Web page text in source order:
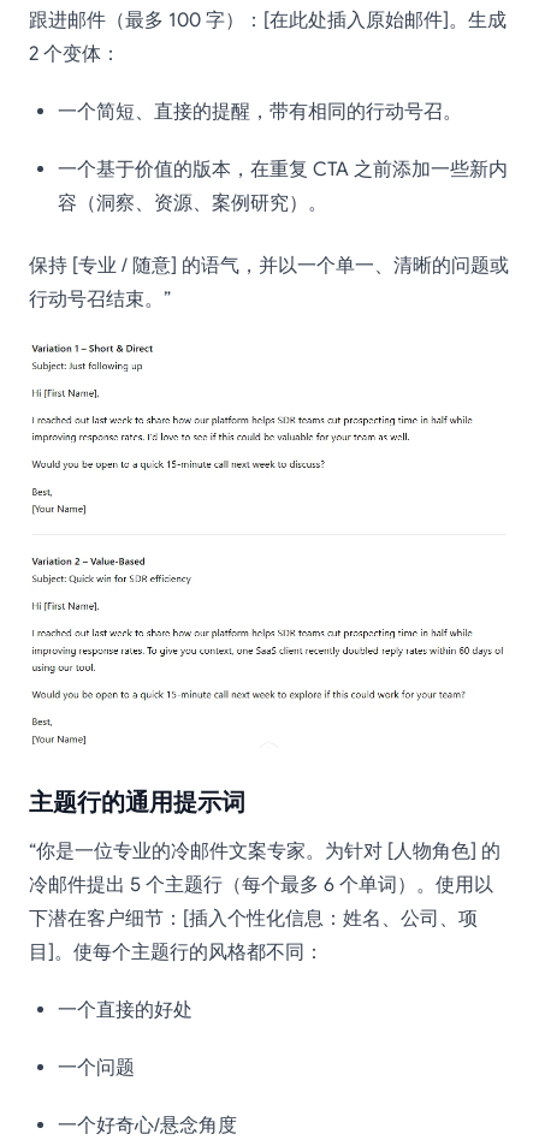
跟进邮件（最多 100 字）：[在此处插入原始邮件]。生成
2 个变体：
一个简短、直接的提醒，带有相同的行动号召。
一个基于价值的版本，在重复 CTA 之前添加一些新内
容（洞察、资源、案例研究）。
保持 [专业 / 随意] 的语气，并以一个单一、清晰的问题或
行动号召结束。”
主题行的通用提示词
“你是一位专业的冷邮件文案专家。为针对 [人物角色] 的
冷邮件提出 5 个主题行（每个最多 6 个单词）。使用以
下潜在客户细节：[插入个性化信息：姓名、公司、项
目]。使每个主题行的风格都不同：
一个直接的好处
一个问题
一个好奇心/悬念角度